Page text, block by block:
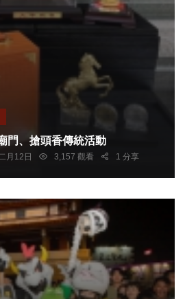
門、搶頭香傳統活動
月12日 3,157 觀看 1 分享